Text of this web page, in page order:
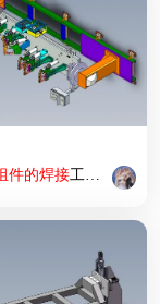
件的焊接工装与 变位